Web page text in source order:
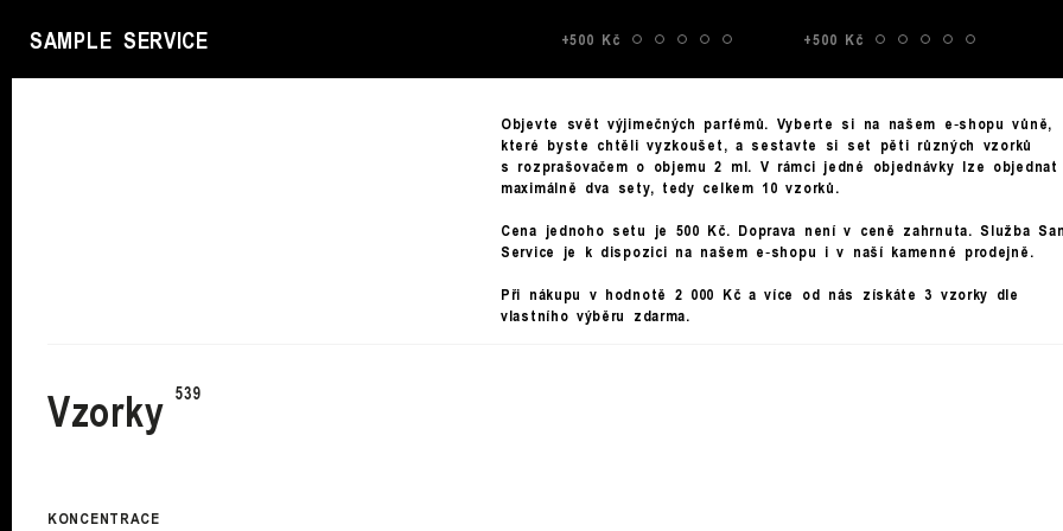
SAMPLE SERVICE +500 Kč +500 Kč
Objevte svět výjimečných parfémů. Vyberte si na našem e‑shopu vůně,
které byste chtěli vyzkoušet, a sestavte si set pěti různých vzorků
s rozprašovačem o objemu 2 ml. V rámci jedné objednávky lze objednat
maximálně dva sety, tedy celkem 10 vzorků.
Cena jednoho setu je 500 Kč. Doprava není v ceně zahrnuta. Služba
Service je k dispozici na našem e‑shopu i v naší kamenné prodejně.
Při nákupu v hodnotě 2 000 Kč a více od nás získáte 3 vzorky dle
vlastního výběru zdarma.
Vzorky
KONCENTRACE